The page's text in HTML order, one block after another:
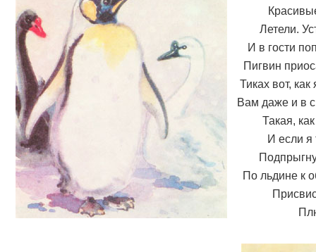
Летели.
И в гости
Пигвин
Тиках вот,
Вам даже и в
Такая,
И если я
По льдине к